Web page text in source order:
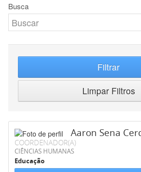
Busca
Filtrar
Limpar Filtros
Aaron Sena
COORDENADOR(A)
CIÊNCIAS HUMANAS
Educação